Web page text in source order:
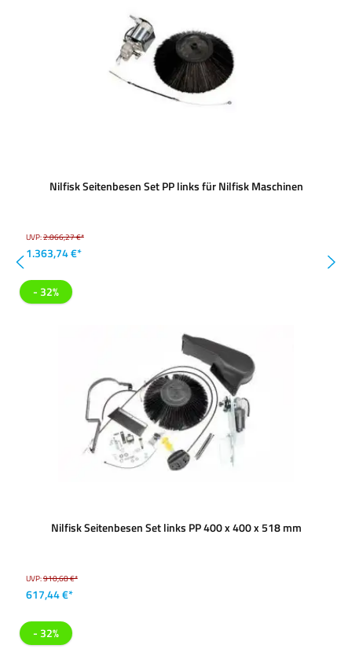
Nilfisk Seitenbesen Set PP links für Nilfisk Maschinen
UVP:2.066,27 €*
1.363,74 €*
- 32%
Nilfisk Seitenbesen Set links PP 400 x 400 x 518 mm
UVP:910,68 €*
617,44 €*
- 32%